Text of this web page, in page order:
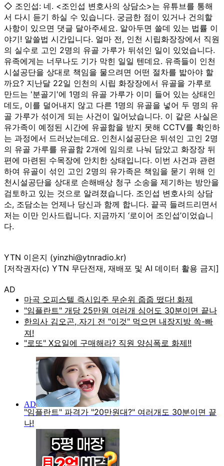
◇ 조인섭: 네. <조인섭 변호사의 상담소>는 유튜브를 통해
서 다시 듣기 하실 수 있습니다. 궁금한 점이 있거나 건의할
사항이 있으면 댓글 달아주세요. 알아두면 쓸데 있는 법률 이
야기! 알쓸법 시간입니다. 얼마 전, 인천 시립화장장에서 직원
의 실수로 고인 2명의 유골 가루가 뒤섞인 일이 있었습니다.
유족에게는 너무나도 기가 막힌 일일 텐데요. 유족들이 인천
시설공단을 상대로 책임을 물으려면 어떤 절차를 밟아야 할
까요? 지난달 22일 인천의 시립 화장장에서 유골을 가루로
만드는 '분골기'에 1명의 유골 가루가 이미 들어 있는 상태인
데도, 이를 덜어내지 않고 다른 1명의 유골을 넣어 두 명의 유
골 가루가 섞이게 되는 사건이 일어났습니다. 이 같은 사실은
유가족이 예정된 시간에 유골함을 받지 못해 CCTV를 확인하
는 과정에서 드러났는데요. 인천시설공단은 뒤섞인 고인 2명
의 유골 가루를 유골함 2개에 임의로 나눠 담았고 화장장 뒤
편에 마련된 수목장에 안치한 상태입니다. 이번 사건과 관련
하여 유골이 섞인 고인 2명의 유가족은 책임을 묻기 위해 인
천시설공단을 상대로 손해배상 청구 소송을 제기하는 방안을
검토하고 있는 것으로 알려졌습니다. 조인섭 변호사의 상담
소, 조담소는 언제나 당신과 함께 합니다. 끝곡 들려드리면서
저는 이만 인사드립니다. 지금까지 ‘로이어 조인섭’이었습니
다.
YTN 이은지 (yinzhi@ytnradio.kr)
[저작권자(c) YTN 무단전재, 재배포 및 AI 데이터 활용 금지]
AD